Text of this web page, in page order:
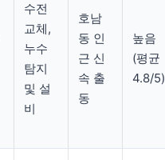
수전
교체,
누수
탐지
및 설
비
호남
동 인
근 신
속 출
동
높음
(평균
4.8/5)